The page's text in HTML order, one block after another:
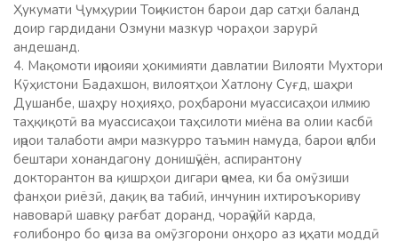
Ҳукумати Ҷумҳурии Тоҷикистон барои дар сатҳи баланд
доир гардидани Озмуни мазкур чораҳои зарурӣ
андешанд.
4. Мақомоти иҷроияи ҳокимияти давлатии Вилояти Мухтори
Кӯҳистони Бадахшон, вилоятҳои Хатлону Суғд, шаҳри
Душанбе, шаҳру ноҳияҳо, роҳбарони муассисаҳои илмию
таҳқиқотӣ ва муассисаҳои таҳсилоти миёна ва олии касбӣ
иҷрои талаботи амри мазкурро таъмин намуда, барои ҷалби
бештари хонандагону донишҷӯён, аспирантону
докторантон ва қишрҳои дигари ҷомеа, ки ба омӯзиши
фанҳои риёзӣ, дақиқ ва табиӣ, инчунин ихтироъкориву
навоварӣ шавқу рағбат доранд, чораҷӯйӣ карда,
ғолибонро бо ҷоиза ва омӯзгорони онҳоро аз ҷиҳати моддӣ